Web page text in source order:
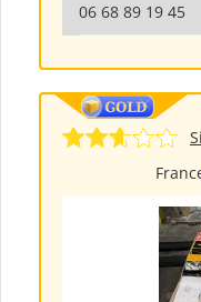
06 68 89 19 45